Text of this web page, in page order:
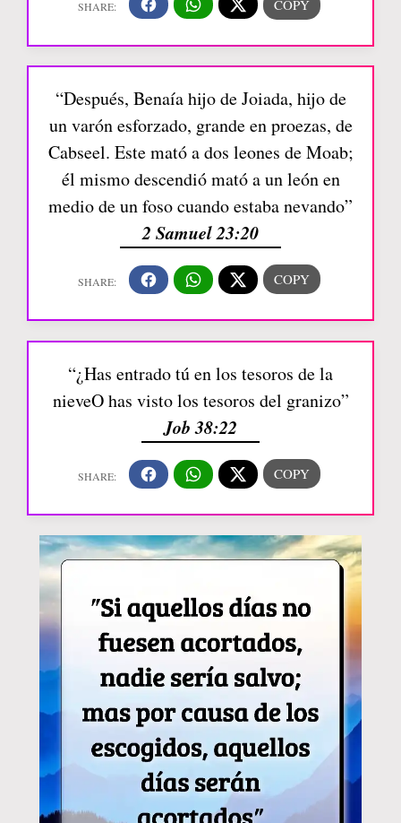
“Después, Benaía hijo de Joiada, hijo de
un varón esforzado, grande en proezas, de
Cabseel. Este mató a dos leones de Moab;
él mismo descendió mató a un león en
medio de un foso cuando estaba nevando”
2 Samuel 23:20
“¿Has entrado tú en los tesoros de la
nieveO has visto los tesoros del granizo”
Job 38:22